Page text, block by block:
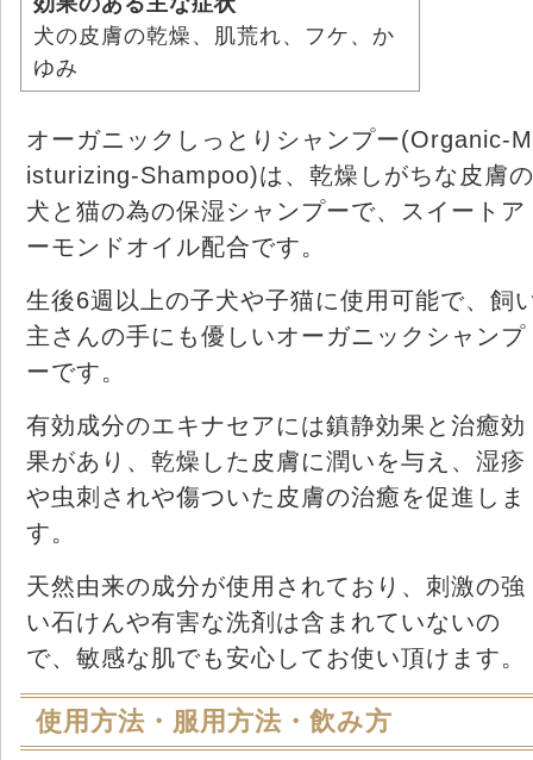
犬の皮膚の乾燥、肌荒れ、フケ、か
ゆみ
オーガニックしっとりシャンプー(Organic-
isturizing-Shampoo)は、乾燥しがちな皮膚の
犬と猫の為の保湿シャンプーで、スイートア
ーモンドオイル配合です。
生後6週以上の子犬や子猫に使用可能で、飼
主さんの手にも優しいオーガニックシャンプ
ーです。
有効成分のエキナセアには鎮静効果と治癒効
果があり、乾燥した皮膚に潤いを与え、湿疹
や虫刺されや傷ついた皮膚の治癒を促進しま
す。
天然由来の成分が使用されており、刺激の強
い石けんや有害な洗剤は含まれていないの
で、敏感な肌でも安心してお使い頂けます。
使用方法・服用方法・飲み方